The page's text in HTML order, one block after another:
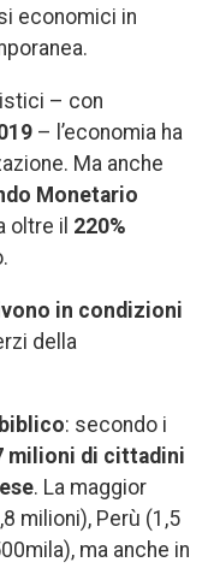
economici in
– con
– l’economia ha
Ma anche
Monetario
oltre il 220%
in condizioni
della
: secondo i
milioni di cittadini
. La maggior
milioni), Perù (1,5
ma anche in